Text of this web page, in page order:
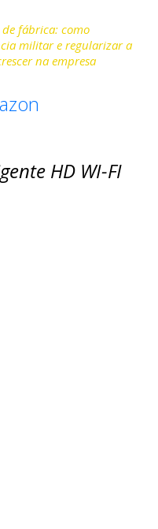
fábrica: como
militar e regularizar a
na empresa
HD WI-FI